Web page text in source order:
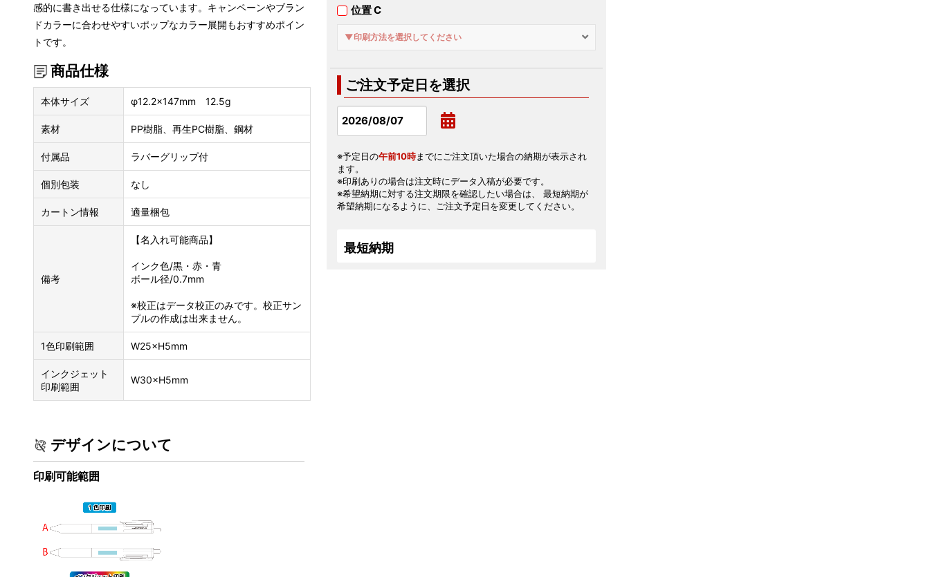
感的に書き出せる仕様になっています。キャンペーンやブラン
ドカラーに合わせやすいポップなカラー展開もおすすめポイン
トです。
商品仕様
本体サイズ φ12.2×147mm 12.5g
素材 PP樹脂、再生PC樹脂、鋼材
付属品 ラバーグリップ付
個別包装 なし
カートン情報 適量梱包
備考
【名入れ可能商品】
インク色/黒・赤・青
ボール径/0.7mm
※校正はデータ校正のみです。校正サン
プルの作成は出来ません。
1色印刷範囲 W25×H5mm
インクジェット
印刷範囲
W30×H5mm
デザインについて
印刷可能範囲
位置 C
▼印刷方法を選択してください
ご注文予定日を選択
※予定日の午前10時までにご注文頂いた場合の納期が表示され
ます。
※印刷ありの場合は注文時にデータ入稿が必要です。
※希望納期に対する注文期限を確認したい場合は、 最短納期が
希望納期になるように、ご注文予定日を変更してください。
最短納期